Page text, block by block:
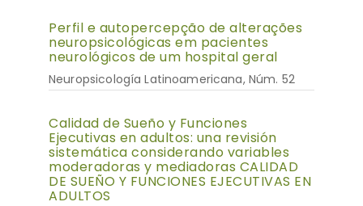
Perfil e autopercepção de alterações
neuropsicológicas em pacientes
neurológicos de um hospital geral
Neuropsicología Latinoamericana, Núm. 52
Calidad de Sueño y Funciones
Ejecutivas en adultos: una revisión
sistemática considerando variables
moderadoras y mediadoras CALIDAD
DE SUEÑO Y FUNCIONES EJECUTIVAS EN
ADULTOS